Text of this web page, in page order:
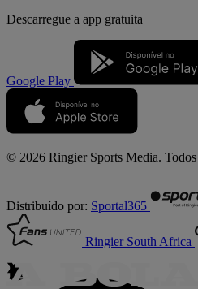
Descarregue a app gratuita
Google Play
© 2026 Ringier Sports Media. Todos
Distribuído por: Sportal365
Ringier South Africa